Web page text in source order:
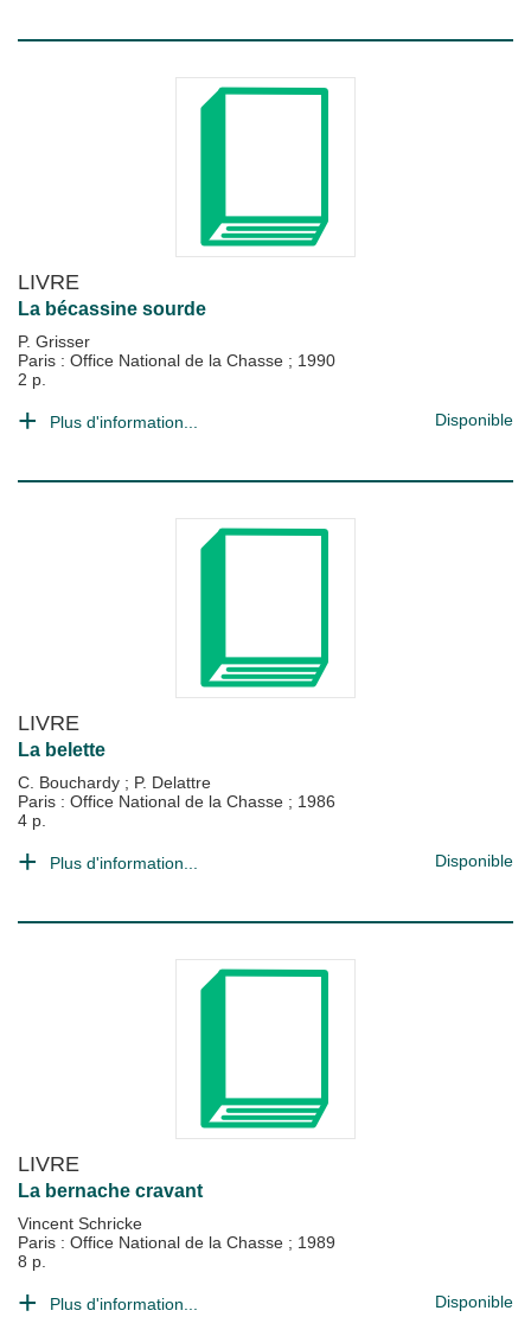
LIVRE
La bécassine sourde
P. Grisser
Paris : Office National de la Chasse ; 1990
2 p.
Plus d'information... Disponible
LIVRE
La belette
C. Bouchardy ; P. Delattre
Paris : Office National de la Chasse ; 1986
4 p.
Plus d'information... Disponible
LIVRE
La bernache cravant
Vincent Schricke
Paris : Office National de la Chasse ; 1989
8 p.
Plus d'information... Disponible